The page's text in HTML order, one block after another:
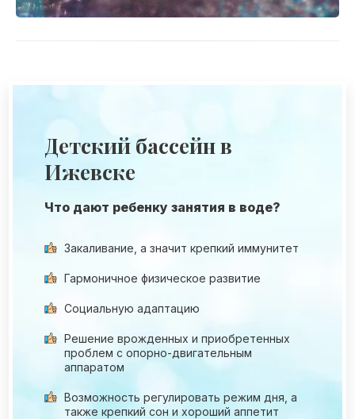
Детский бассейн в
Ижевске
Что дают ребенку занятия в воде?
Закаливание, а значит крепкий иммунитет
Гармоничное физическое развитие
Социальную адаптацию
Решение врожденных и приобретенных
проблем с опорно-двигательным
аппаратом
Возможность регулировать режим дня, а
также крепкий сон и хороший аппетит